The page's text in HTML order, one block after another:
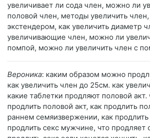
увеличивает ли сода член, можно ли
половой член, методы увеличить
экстендером, как увеличить диаметр
увеличивающие член, можно ли
помпой, можно ли увеличить член с
Вероника: каким образом можно
как увеличить член до 25см. как
какие таблетки продляют половой акт.
продлить половой акт, как продлить
раннем семяизвержении, как продлить
продлить секс мужчине, что продляет